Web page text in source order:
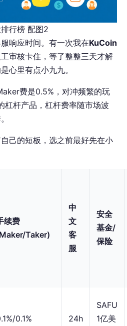
行榜 配图2
响应时间。有一次我在KuCoin
审核卡住，等了整整三天才解
心里有点小九九。
费是0.5%，对冲频繁的玩
杠杆产品，杠杆费率随市场波
己的短板，选之前最好先在小
续费
Taker)
中
文
客
服
安全
基金/
保险
0.1% 24h
SAFU
1亿美